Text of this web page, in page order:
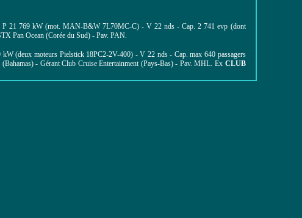
21 769 kW (mot. MAN-B&W 7L70MC-C) - V 22 nds - Cap. 2 741 evp (dont
Pan Ocean (Corée du Sud) - Pav. PAN.
(deux moteurs Pielstick 18PC2-2V-400) - V 22 nds - Cap. max 640 passagers
- Gérant Club Cruise Entertainment (Pays-Bas) - Pav. MHL. Ex CLUB